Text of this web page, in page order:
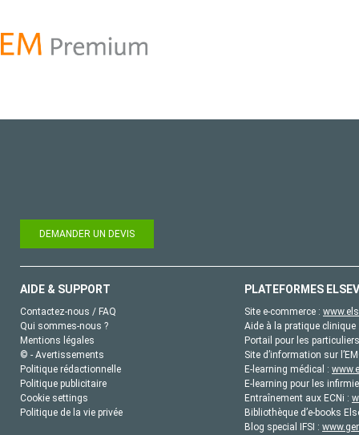
DEMANDER UN DEVIS
AIDE & SUPPORT
Contactez-nous / FAQ
Qui sommes-nous ?
Mentions légales
© - Avertissements
Politique rédactionnelle
Politique publicitaire
Cookie settings
Politique de la vie privée
PLATEFORMES
Site e-commerce :
Aide à la pratique
Portail pour les
Site d’information sur
E-learning médical :
E-learning pour les
Entraînement aux ECNi :
Bibliothèque d’e-books
Blog special IFSI :